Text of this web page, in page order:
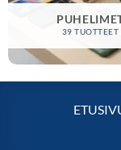
39 TUOTTEET